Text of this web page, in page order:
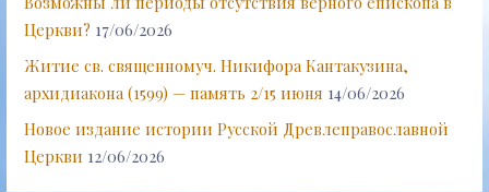
Церкви? 17/06/2026
Житие св. священномуч. Никифора Кантакузина,
архидиакона (1599) — память 2/15 июня 14/06/2026
Новое издание истории Русской Древлеправославной
Церкви 12/06/2026